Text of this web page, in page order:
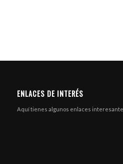
ENLACES DE INTERÉS
Aquí tienes algunos enlaces